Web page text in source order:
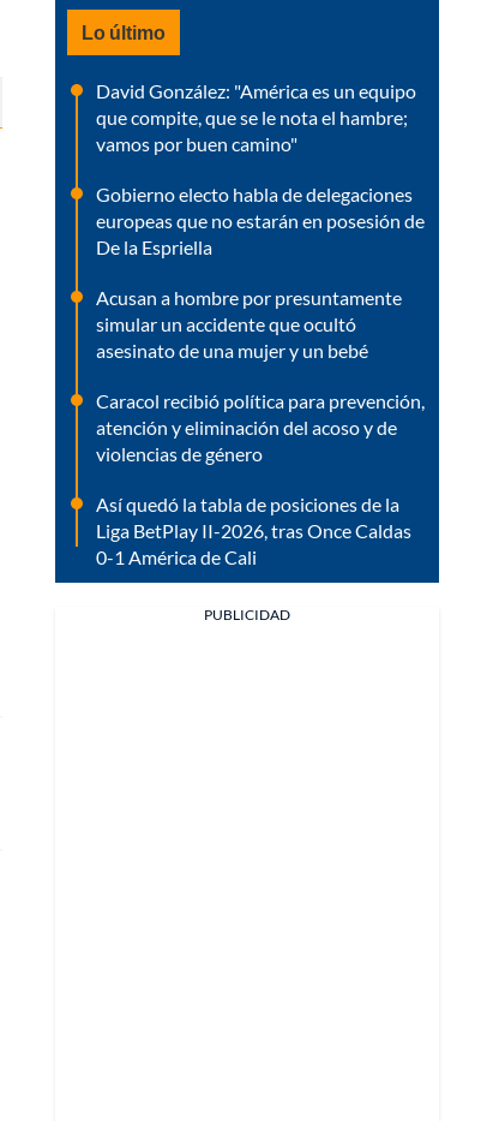
Lo último
David González: "América es un equipo
que compite, que se le nota el hambre;
vamos por buen camino"
Gobierno electo habla de delegaciones
europeas que no estarán en posesión de
De la Espriella
Acusan a hombre por presuntamente
simular un accidente que ocultó
asesinato de una mujer y un bebé
Caracol recibió política para prevención,
atención y eliminación del acoso y de
violencias de género
Así quedó la tabla de posiciones de la
Liga BetPlay II-2026, tras Once Caldas
0-1 América de Cali
PUBLICIDAD